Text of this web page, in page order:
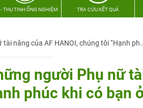
THỤ TINH ỐNG NGHIỆM TRA CỨU KẾT QUẢ
năng của AF HANOI, chúng tôi “Hạnh
người Phụ nữ
phúc khi có bạn